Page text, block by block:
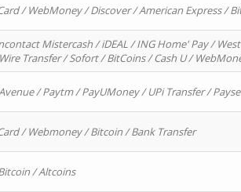
/ WebMoney / Discover / American Express /
Mistercash / iDEAL / ING Home' Pay /
Transfer / Sofort / BitCoins / Cash U /
/ Paytm / PayUMoney / UPi Transfer /
/ Webmoney / Bitcoin / Bank Transfer
/ Altcoins